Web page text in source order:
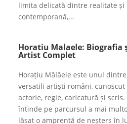
limita delicată dintre realitate și
contemporană,...
Horatiu Malaele: Biografia
Artist Complet
Horațiu Mălăele este unul
versatili artiști români,
actorie, regie, caricatură și
întinde pe parcursul a mai
lăsat o amprentă de neșters în